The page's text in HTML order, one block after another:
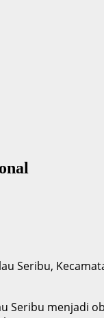
Seribu,
Seribu menjadi